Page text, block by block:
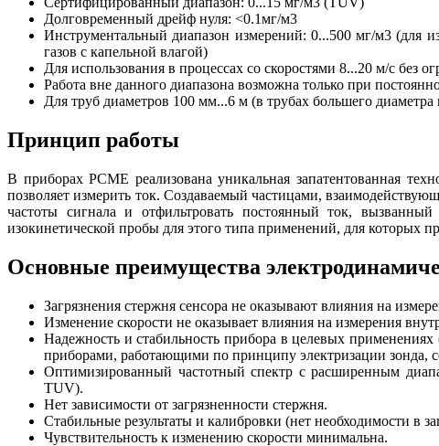
Долговременный дрейф нуля: <0.1мг/м3
Инструментальный диапазон измерений: 0...500 мг/м3 (для
газов с капельной влагой)
Для использования в процессах со скоростями 8...20 м/с без
Работа вне данного диапазона возможна только при
Для труб диаметров 100 мм...6 м (в трубах большего диаметра
Принцип работы
В приборах РСМЕ реализована уникальная запатентованная
позволяет измерить ток. Создаваемый частицами,
частоты сигнала и отфильтровать постоянный ток,
изокинетической пробы для этого типа применений, для которых
Основные преимущества
Загрязнения стержня сенсора не оказывают влияния на
Изменение скорости не оказывает влияния на измерения
Надежность и стабильность прибора в целевых
приборами, работающими по принципу электризации
Оптимизированный частотный спектр с расширенным
TUV).
Нет зависимости от загрязненности стержня.
Стабильные результаты и калибровки (нет необходимости в
Чувствительность к изменению скорости минимальна.